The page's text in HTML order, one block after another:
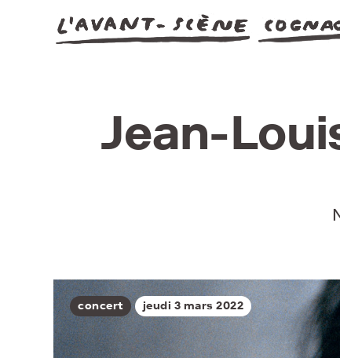
Jean-
concert jeudi 3 mars 2022